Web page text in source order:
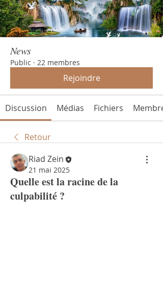
News
Public · 22 membres
Rejoindre
Discussion Médias Fichiers
Retour
Riad Zein
21 mai 2025
Quelle est la racine de la
culpabilité ?